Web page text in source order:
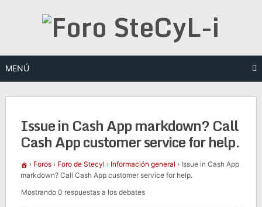
MENÚ
Issue in Cash App markdown? Call
Cash App customer service for help.
› Foros › Foro de Stecyl › Información general › Issue in Cash App
markdown? Call Cash App customer service for help.
Mostrando 0 respuestas a los debates